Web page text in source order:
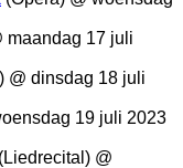
maandag 17 juli
@ dinsdag 18 juli
19 juli 2023
(Liedrecital) @